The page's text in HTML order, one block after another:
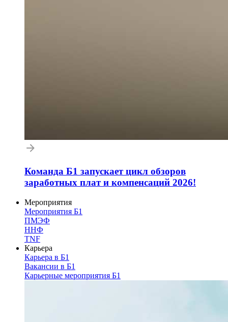
Команда Б1 запускает цикл обзоров
заработных плат и компенсаций 2026!
Мероприятия
Мероприятия Б1
ПМЭФ
ННФ
TNF
Карьера
Карьера в Б1
Вакансии в Б1
Карьерные мероприятия Б1